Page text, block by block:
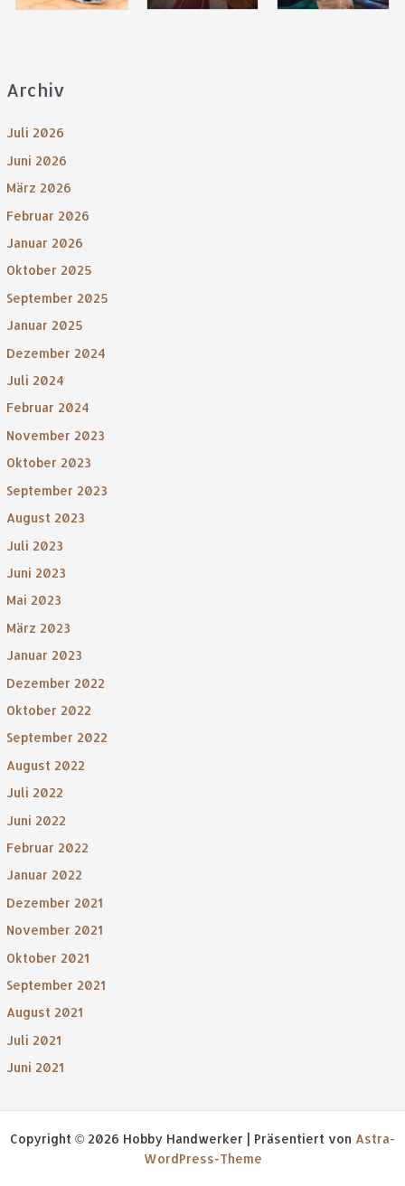
Archiv
Juli 2026
Juni 2026
März 2026
Februar 2026
Januar 2026
Oktober 2025
September 2025
Januar 2025
Dezember 2024
Juli 2024
Februar 2024
November 2023
Oktober 2023
September 2023
August 2023
Juli 2023
Juni 2023
Mai 2023
März 2023
Januar 2023
Dezember 2022
Oktober 2022
September 2022
August 2022
Juli 2022
Juni 2022
Februar 2022
Januar 2022
Dezember 2021
November 2021
Oktober 2021
September 2021
August 2021
Juli 2021
Juni 2021
Copyright © 2026 Hobby Handwerker | Präsentiert von Astra-
WordPress-Theme